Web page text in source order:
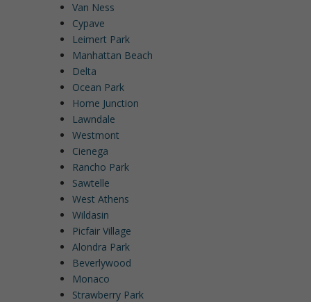
Van Ness
Cypave
Leimert Park
Manhattan Beach
Delta
Ocean Park
Home Junction
Lawndale
Westmont
Cienega
Rancho Park
Sawtelle
West Athens
Wildasin
Picfair Village
Alondra Park
Beverlywood
Monaco
Strawberry Park